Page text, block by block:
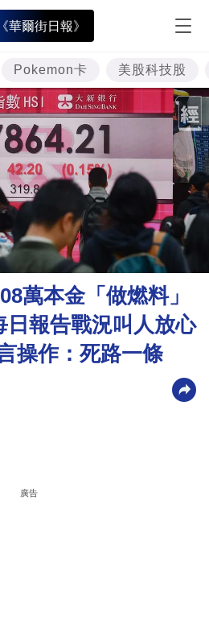
華爾街日報》
Pokemon卡 美股科技股
萬本金「做燃料」
日報告戰況叫人放心
操作：死路一條
廣告